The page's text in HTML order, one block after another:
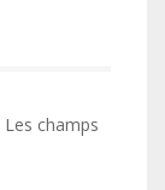
Les champs